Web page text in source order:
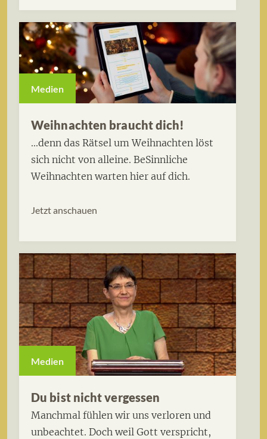
Medien
Weihnachten braucht dich!
...denn das Rätsel um Weihnachten löst
sich nicht von alleine. BeSinnliche
Weihnachten warten hier auf dich.
Jetzt anschauen
Medien
Du bist nicht vergessen
Manchmal fühlen wir uns verloren und
unbeachtet. Doch weil Gott verspricht,